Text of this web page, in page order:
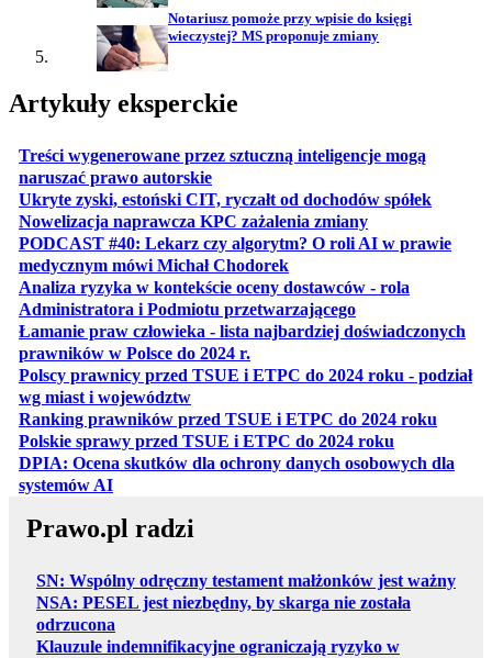
Notariusz pomoże przy wpisie do księgi
wieczystej? MS proponuje zmiany
Artykuły eksperckie
Treści wygenerowane przez sztuczną inteligencje mogą
naruszać prawo autorskieotwiera się w nowej karcie
Ukryte zyski, estoński CIT, ryczałt od dochodów spółekotwiera
Nowelizacja naprawcza KPC zażalenia zmianyotwiera się w
PODCAST #40: Lekarz czy algorytm? O roli AI w prawie
medycznym mówi Michał Chodorekotwiera się w nowej karcie
Analiza ryzyka w kontekście oceny dostawców - rola
Administratora i Podmiotu przetwarzającegootwiera się w
Łamanie praw człowieka - lista najbardziej doświadczonych
prawników w Polsce do 2024 r.otwiera się w nowej karcie
Polscy prawnicy przed TSUE i ETPC do 2024 roku - podział
wg miast i województwotwiera się w nowej karcie
Ranking prawników przed TSUE i ETPC do 2024 roku
Polskie sprawy przed TSUE i ETPC do 2024 roku
DPIA: Ocena skutków dla ochrony danych osobowych dla
systemów AIotwiera się w nowej karcie
Prawo.pl radzi
SN: Wspólny odręczny testament małżonków jest ważny
NSA: PESEL jest niezbędny, by skarga nie została
odrzucona
Klauzule indemnifikacyjne ograniczają ryzyko w